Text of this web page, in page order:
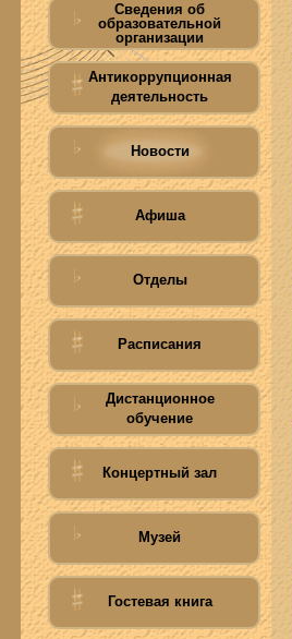
Сведения об
образовательной
организации
Антикоррупционная
деятельность
Новости
Афиша
Отделы
Расписания
Дистанционное
обучение
Концертный зал
Музей
Гостевая книга